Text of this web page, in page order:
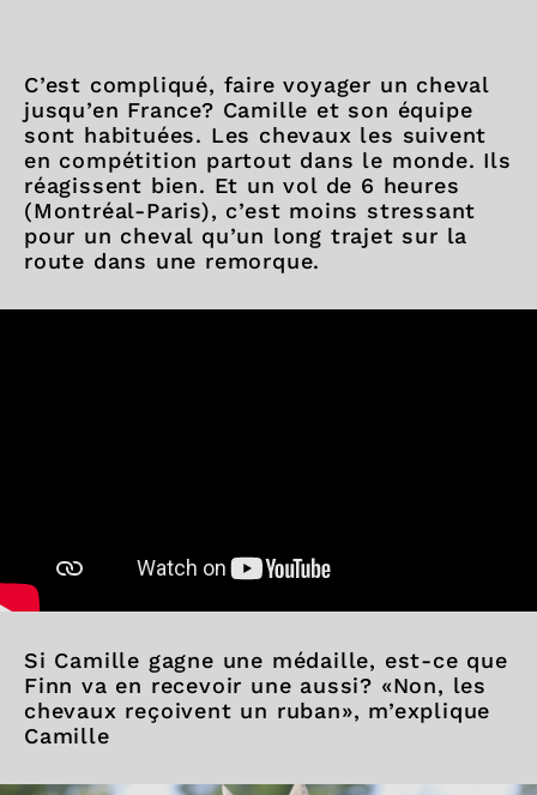
C’est compliqué, faire voyager un cheval
jusqu’en France? Camille et son équipe
sont habituées. Les chevaux les suivent
en compétition partout dans le monde. Ils
réagissent bien. Et un vol de 6 heures
(Montréal-Paris), c’est moins stressant
pour un cheval qu’un long trajet sur la
route dans une remorque.
Si Camille gagne une médaille, est-ce que
Finn va en recevoir une aussi? «Non, les
chevaux reçoivent un ruban», m’explique
Camille